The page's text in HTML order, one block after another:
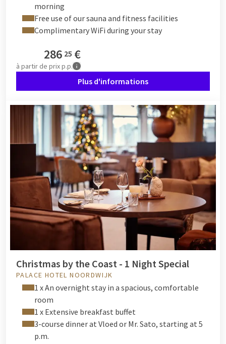
morning
Free use of our sauna and fitness facilities
Complimentary WiFi during your stay
286 25 €
à partir de prix p.p.
Plus d'informations
Christmas by the Coast - 1 Night Special
PALACE HOTEL NOORDWIJK
1 x An overnight stay in a spacious, comfortable
room
1 x Extensive breakfast buffet
3-course dinner at Vloed or Mr. Sato, starting at 5
p.m.